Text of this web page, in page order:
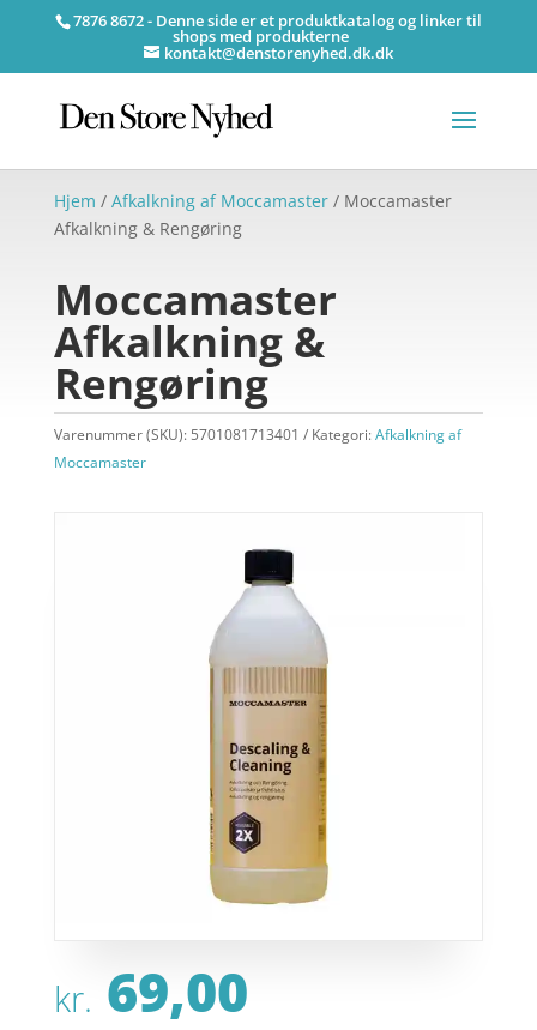
7876 8672 - Denne side er et produktkatalog og linker til
shops med produkterne
kontakt@denstorenyhed.dk.dk
Hjem / Afkalkning af Moccamaster/ Moccamaster
Afkalkning & Rengøring
Moccamaster
Afkalkning &
Rengøring
Varenummer (SKU): 5701081713401 Kategori:Afkalkning af
Moccamaster
kr. 69,00